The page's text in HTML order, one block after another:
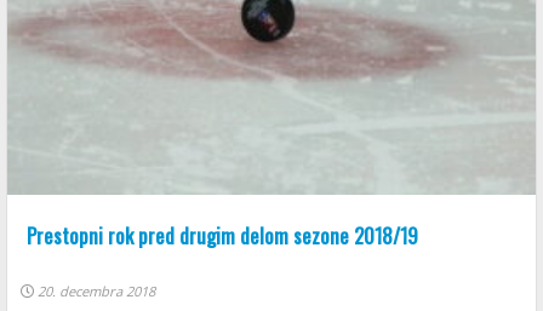
Prestopni rok pred drugim delom sezone 2018/19
20. decembra 2018